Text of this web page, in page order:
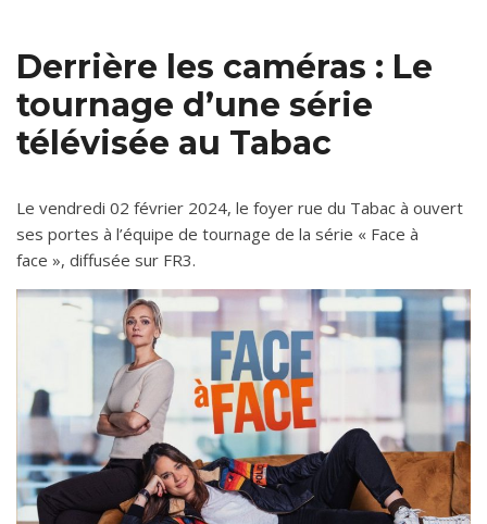
Derrière les caméras : Le
tournage d’une série
télévisée au Tabac
Le vendredi 02 février 2024, le foyer rue du Tabac à ouvert
ses portes à l’équipe de tournage de la série « Face à
face », diffusée sur FR3.